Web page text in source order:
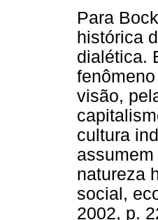
Para
histórica
dialética.
visão,
cultura
natureza
social,
2002, p.